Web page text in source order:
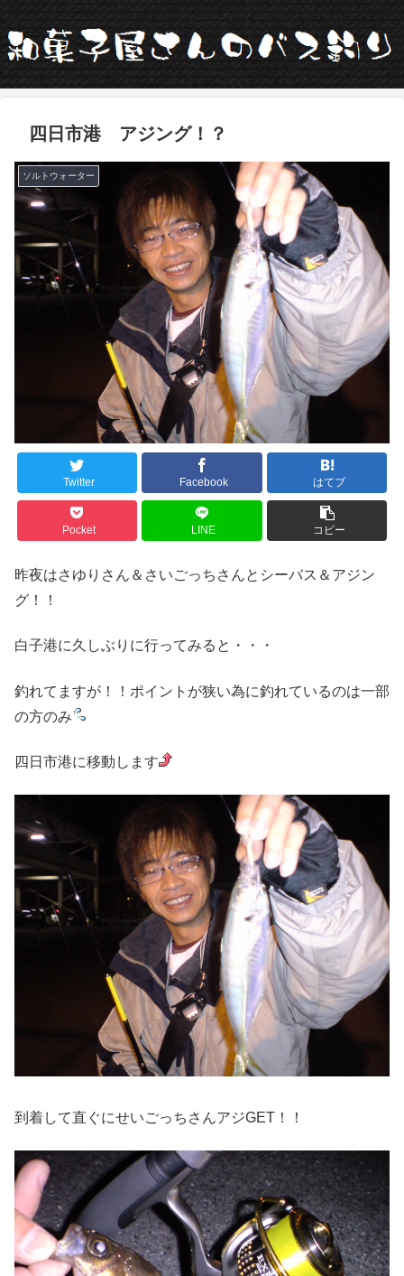
四日市港 アジング！？
ソルトウォーター
Twitter Facebook はてブ
Pocket LINE コピー
昨夜はさゆりさん＆さいごっちさんとシーバス＆アジン
グ！！
白子港に久しぶりに行ってみると・・・
釣れてますが！！ポイントが狭い為に釣れているのは一部
の方のみ
四日市港に移動します
到着して直ぐにせいごっちさんアジGET！！